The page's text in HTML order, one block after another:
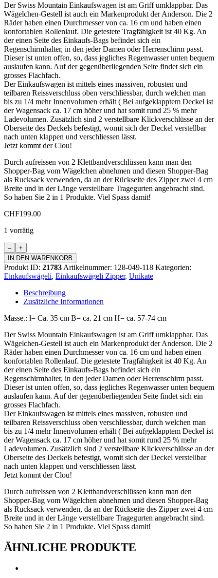
Der Swiss Mountain Einkaufswagen ist am Griff umklappbar. Das
Wägelchen-Gestell ist auch ein Markenprodukt der Anderson. Die 2
Räder haben einen Durchmesser von ca. 16 cm und haben einen
konfortablen Rollenlauf. Die getestete Tragfähigkeit ist 40 Kg. An
der einen Seite des Einkaufs-Bags befindet sich ein
Regenschirmhalter, in den jeder Damen oder Herrenschirm passt.
Dieser ist unten offen, so, dass jegliches Regenwasser unten bequem
auslaufen kann. Auf der gegenüberliegenden Seite findet sich ein
grosses Flachfach.
Der Einkaufswagen ist mittels eines massiven, robusten und
teilbaren Reissverschluss oben verschliessbar, durch welchen man
bis zu 1/4 mehr Innenvolumen erhält ( Bei aufgeklapptem Deckel ist
der Wagensack ca. 17 cm höher und hat somit rund 25 % mehr
Ladevolumen. Zusätzlich sind 2 verstellbare Klickverschlüsse an der
Oberseite des Deckels befestigt, womit sich der Deckel verstellbar
nach unten klappen und verschliessen lässt.
Jetzt kommt der Clou!
Durch aufreissen von 2 Klettbandverschlüssen kann man den
Shopper-Bag vom Wägelchen abnehmen und diesen Shopper-Bag
als Rucksack verwenden, da an der Rückseite des Zipper zwei 4 cm
Breite und in der Länge verstellbare Tragegurten angebracht sind.
So haben Sie 2 in 1 Produkte. Viel Spass damit!
CHF199.00
1 vorrätig
Einkaufswagen
Zipper
Menge
IN DEN WARENKORB
Produkt ID: 21783 Artikelnummer: 128-049-118 Kategorien:
Einkaufswägeli, Einkaufswägeli Zipper, Unikate
Beschreibung
Zusätzliche Informationen
Masse.: l= Ca. 35 cm B= ca. 21 cm H= ca. 57-74 cm
Der Swiss Mountain Einkaufswagen ist am Griff umklappbar. Das
Wägelchen-Gestell ist auch ein Markenprodukt der Anderson. Die 2
Räder haben einen Durchmesser von ca. 16 cm und haben einen
konfortablen Rollenlauf. Die getestete Tragfähigkeit ist 40 Kg. An
der einen Seite des Einkaufs-Bags befindet sich ein
Regenschirmhalter, in den jeder Damen oder Herrenschirm passt.
Dieser ist unten offen, so, dass jegliches Regenwasser unten bequem
auslaufen kann. Auf der gegenüberliegenden Seite findet sich ein
grosses Flachfach.
Der Einkaufswagen ist mittels eines massiven, robusten und
teilbaren Reissverschluss oben verschliessbar, durch welchen man
bis zu 1/4 mehr Innenvolumen erhält ( Bei aufgeklapptem Deckel ist
der Wagensack ca. 17 cm höher und hat somit rund 25 % mehr
Ladevolumen. Zusätzlich sind 2 verstellbare Klickverschlüsse an der
Oberseite des Deckels befestigt, womit sich der Deckel verstellbar
nach unten klappen und verschliessen lässt.
Jetzt kommt der Clou!
Durch aufreissen von 2 Klettbandverschlüssen kann man den
Shopper-Bag vom Wägelchen abnehmen und diesen Shopper-Bag
als Rucksack verwenden, da an der Rückseite des Zipper zwei 4 cm
Breite und in der Länge verstellbare Tragegurten angebracht sind.
So haben Sie 2 in 1 Produkte. Viel Spass damit!
ÄHNLICHE PRODUKTE